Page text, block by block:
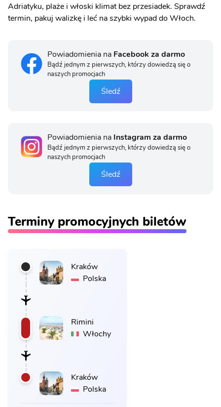
Adriatyku, plaże i włoski klimat bez przesiadek. Sprawdź
termin, pakuj walizkę i leć na szybki wypad do Włoch.
Powiadomienia na Facebook za darmo
Bądź jednym z pierwszych, którzy dowiedzą się o
naszych promocjach
Śledź
Powiadomienia na Instagram za darmo
Bądź jednym z pierwszych, którzy dowiedzą się o
naszych promocjach
Śledź
Terminy promocyjnych biletów
Kraków
Polska
Rimini
Włochy
Kraków
Polska